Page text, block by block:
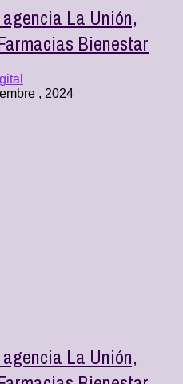
La Unión,
Bienestar
, 2024
La Unión,